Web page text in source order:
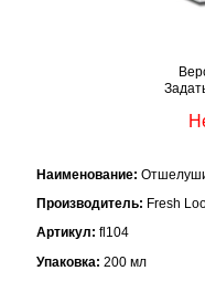
Наименование:
Производитель: Fresh
Артикул: fl104
Упаковка: 200 мл